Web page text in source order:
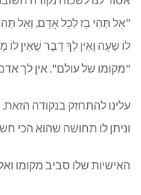
"אַל תְּהִי בָז לְכָל אָדָם, וְאַל
לוֹ שָׁעָה וְאֵין לְךָ דָבָר שֶׁאֵין
"מקומו של עולם". אין לך
עלינו להתחזק בנקודה
וניתן לו תחושה שהוא הכי
האישיות שלו סביב מקומו